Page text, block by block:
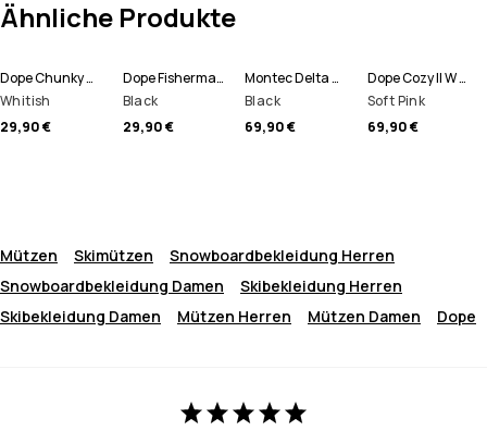
Ähnliche Produkte
Dope Chunky Mütze
Whitish
29,90 €
Dope Fisherman Mütze
Black
29,90 €
Montec Delta W Fleece Hoodie Damen
Black
69,90 €
Dope Cozy II W Fleece Hoodie Damen
Soft Pink
69,90 €
Mützen Skimützen
Snowboardbekleidung Herren
Snowboardbekleidung Damen
Skibekleidung Herren
Skibekleidung Damen
Mützen Herren Mützen Damen Dope